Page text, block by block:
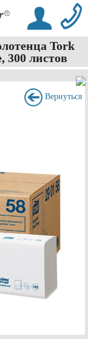
Tork
300 листов
Вернуться